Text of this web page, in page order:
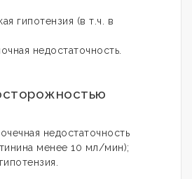
гипотензия (в т.ч. в
недостаточность.
недостаточность
менее 10 мл/мин);